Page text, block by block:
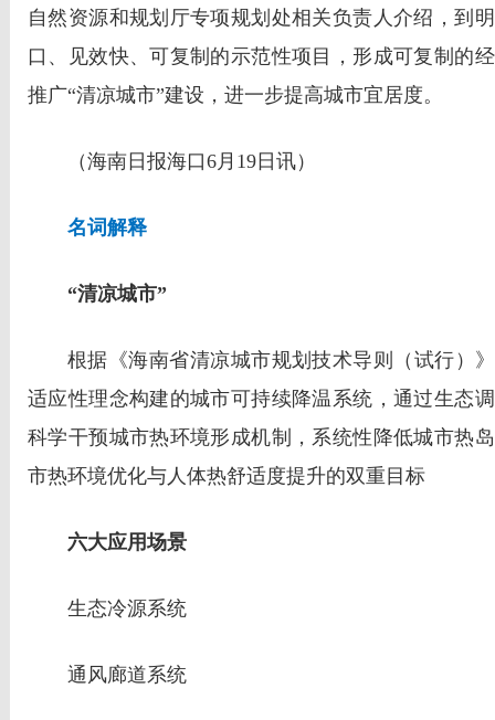
自然资源和规划厅专项规划处相关负责人介绍，到
口、见效快、可复制的示范性项目，形成可复制的
推广“清凉城市”建设，进一步提高城市宜居度。
（海南日报海口6月19日讯）
名词解释
“清凉城市”
根据《海南省清凉城市规划技术导则（试行）
适应性理念构建的城市可持续降温系统，通过生态
科学干预城市热环境形成机制，系统性降低城市热
市热环境优化与人体热舒适度提升的双重目标
六大应用场景
生态冷源系统
通风廊道系统